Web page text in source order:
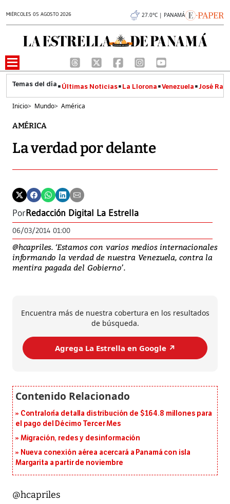
MIÉRCOLES 05 AGOSTO 2026 27.0°C | PANAMÁ
Últimas Noticias La Llorona Venezuela José
Inicio> Mundo> América
AMÉRICA
La verdad por delante
PorRedacción Digital La Estrella
06/03/2014 01:00
@hcapriles. ‘Estamos con varios medios internacionales
informando la verdad de nuestra Venezuela, contra la
mentira pagada del Gobierno’.
Encuentra más de nuestra cobertura en los resultados
de búsqueda.
Agrega La Estrella en Google ↗️
Contraloría detalla distribución de $164.8 millones para
el pago del Décimo Tercer Mes
Migración, redes y desinformación
Nueva conexión aérea acercará a Panamá con isla
Margarita a partir de noviembre
@hcapriles